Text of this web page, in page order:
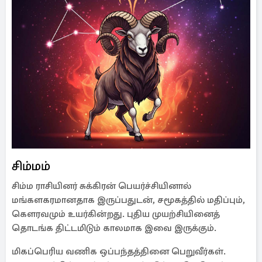
சிம்மம்
சிம்ம ராசியினர் சுக்கிரன் பெயர்ச்சியினால்
மங்களகரமானதாக இருப்பதுடன், சமூகத்தில் மதிப்பும்,
கௌரவமும் உயர்கின்றது. புதிய முயற்சியினைத்
தொடங்க திட்டமிடும் காலமாக இவை இருக்கும்.
மிகப்பெரிய வணிக ஒப்பந்தத்தினை பெறுவீர்கள்.